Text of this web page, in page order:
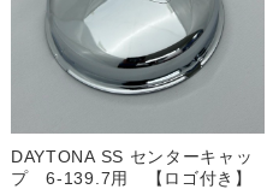
DAYTONA SS センターキャッ
プ 6-139.7用 【ロゴ付き】